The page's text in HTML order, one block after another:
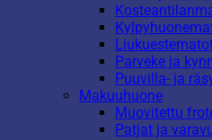
Parveke ja
Puuvilla- ja
Makuuhuone
Muovitettu
Patjat ja